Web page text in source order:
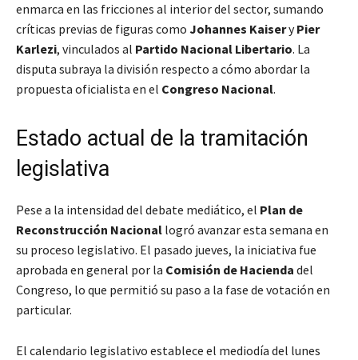
enmarca en las fricciones al interior del sector, sumando
críticas previas de figuras como Johannes KaiseryPier
Karlezi, vinculados al Partido Nacional Libertario. La
disputa subraya la división respecto a cómo abordar la
propuesta oficialista en el Congreso Nacional.
Estado actual de la tramitación
legislativa
Pese a la intensidad del debate mediático, el Plan de
Reconstrucción Nacional logró avanzar esta semana en
su proceso legislativo. El pasado jueves, la iniciativa fue
aprobada en general por la Comisión de Hacienda del
Congreso, lo que permitió su paso a la fase de votación en
particular.
El calendario legislativo establece el mediodía del lunes